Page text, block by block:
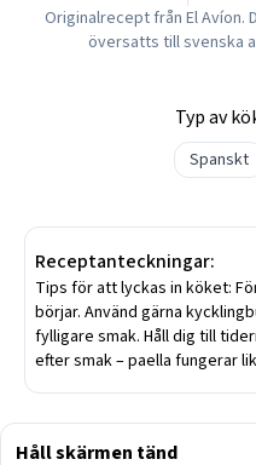
Originalrecept från El Avíon.
översatts till svenska
Typ av
Spanskt
Receptanteckningar:
Tips för att lyckas in köket:
börjar. Använd gärna
fylligare smak. Håll dig till
efter smak – paella fungerar
Håll skärmen tänd